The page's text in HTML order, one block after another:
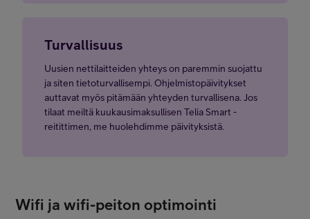
Turvallisuus
Uusien nettilaitteiden yhteys on paremmin suojattu
ja siten tietoturvallisempi. Ohjelmistopäivitykset
auttavat myös pitämään yhteyden turvallisena. Jos
tilaat meiltä kuukausimaksullisen Telia Smart -
reitittimen, me huolehdimme päivityksistä.
Wifi ja wifi-peiton optimointi